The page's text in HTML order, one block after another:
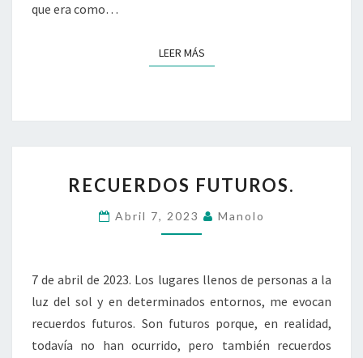
que era como…
LEER MÁSLEER MÁS
FUTUROS.
RECUERDOS FUTUROS.
Abril 7, 2023 Manolo
7 de abril de 2023. Los lugares llenos de personas a la
luz del sol y en determinados entornos, me evocan
recuerdos futuros. Son futuros porque, en realidad,
todavía no han ocurrido, pero también recuerdos